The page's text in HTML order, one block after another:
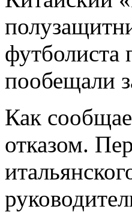
футболиста
пообещали
Как
отказом.